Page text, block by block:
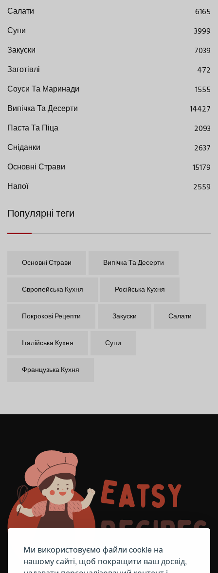
Ми використовуємо файли cookie на
нашому сайті, щоб покращити ваш досвід,
Салати
6165
Супи
3999
Закуски
7039
Заготівлі
472
Соуси Та Маринади
1555
Випічка Та Десерти
14427
Паста Та Піца
2093
Сніданки
2637
Основні Страви
15179
Напої
2559
Популярні теги
Основні Страви Випічка Та Десерти
Європейська Кухня Російська Кухня
Покрокові Рецепти Закуски Салати
Італійська Кухня Супи
Французька Кухня